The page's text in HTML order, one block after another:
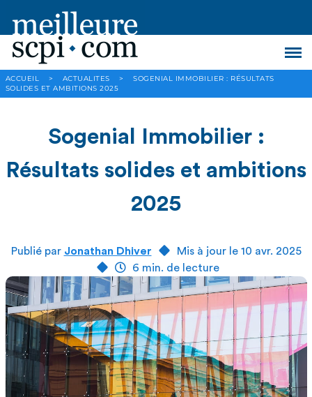
ACCUEIL > ACTUALITES >
SOGENIAL IMMOBILIER : RÉSULTATS
SOLIDES ET AMBITIONS 2025
Sogenial Immobilier :
Résultats solides et ambitions
2025
Publié par Jonathan Dhiver
Mis à jour le 10 avr. 2025
6 min. de lecture